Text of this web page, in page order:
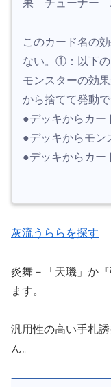
果 チューナー
このカード名の
ない。①：以下の
モンスターの効
から捨てて発動
●デッキからカー
●デッキからモン
●デッキからカー
灰流うららを探す
炎舞－「天璣」か
ます。
汎用性の高い手札
ん。